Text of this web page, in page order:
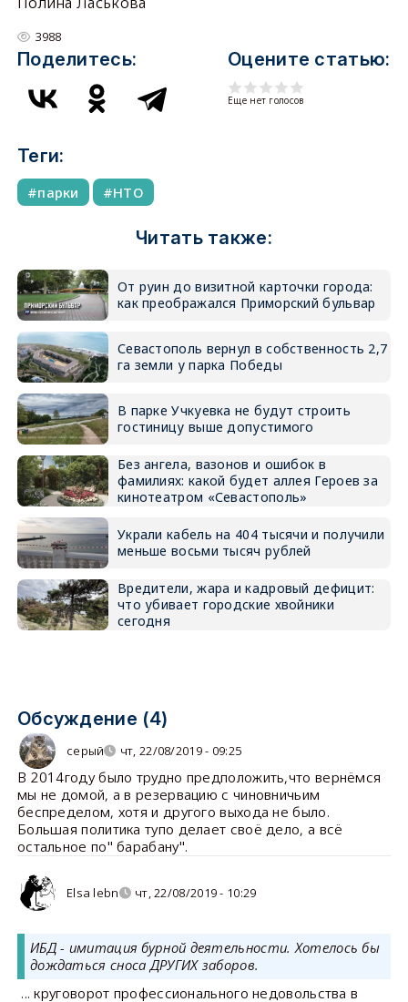
3988
Поделитесь: Оцените статью:
Еще нет голосов
Теги:
парки НТО
Читать также:
От руин до визитной карточки города:
как преображался Приморский бульвар
Севастополь вернул в собственность 2,7
га земли у парка Победы
В парке Учкуевка не будут строить
гостиницу выше допустимого
Без ангела, вазонов и ошибок в
фамилиях: какой будет аллея Героев за
кинотеатром «Севастополь»
Украли кабель на 404 тысячи и получили
меньше восьми тысяч рублей
Вредители, жара и кадровый дефицит:
что убивает городские хвойники
сегодня
Обсуждение (4)
серый чт, 22/08/2019 - 09:25
В 2014году было трудно предположить,что вернёмся
мы не домой, а в резервацию с чиновничьим
беспределом, хотя и другого выхода не было.
Большая политика тупо делает своё дело, а всё
остальное по" барабану".
Elsa lebn чт, 22/08/2019 - 10:29
ИБД - имитация бурной деятельности. Хотелось бы
дождаться сноса ДРУГИХ заборов.
... круговорот профессионального недовольства в